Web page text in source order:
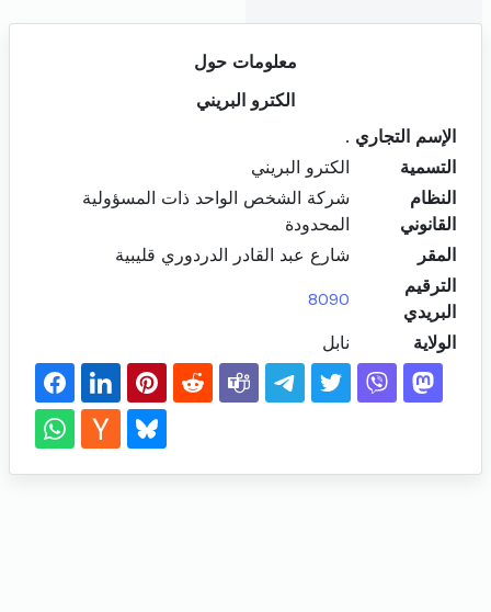
معلومات حول
الكترو البريني
الإسم التجاري .
التسمية
الكترو البريني
النظام
القانوني
شركة الشخص الواحد ذات المسؤولية
المحدودة
المقر
شارع عبد القادر الدردوري قليبية
الترقيم
البريدي
8090
الولاية نابل